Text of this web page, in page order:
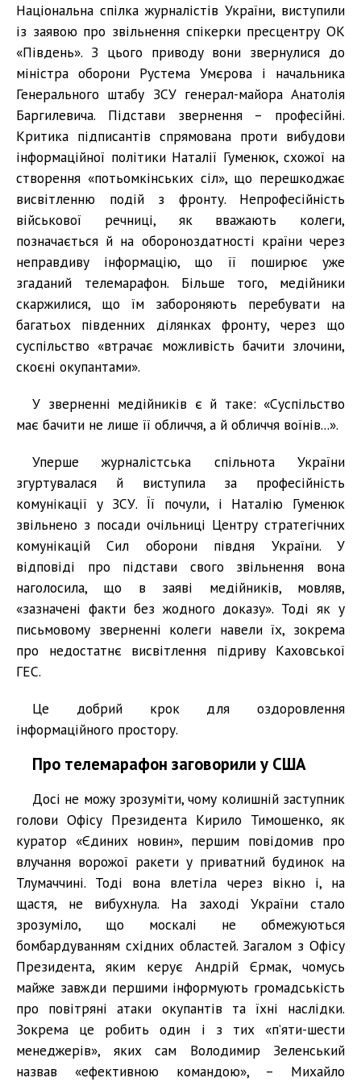
Національна спілка журналістів України, виступили
із заявою про звільнення спікерки пресцентру ОК
«Південь». З цього приводу вони звернулися до
міністра оборони Рустема Умєрова і начальника
Генерального штабу ЗСУ генерал-майора Анатолія
Баргилевича. Підстави звернення – професійні.
Критика підписантів спрямована проти вибудови
інформаційної політики Наталії Гуменюк, схожої на
створення «потьомкінських сіл», що перешкоджає
висвітленню подій з фронту. Непрофесійність
військової речниці, як вважають колеги,
позначається й на обороноздатності країни через
неправдиву інформацію, що її поширює уже
згаданий телемарафон. Більше того, медійники
скаржилися, що їм забороняють перебувати на
багатьох південних ділянках фронту, через що
суспільство «втрачає можливість бачити злочини,
скоєні окупантами».
У зверненні медійників є й таке: «Суспільство
має бачити не лише її обличчя, а й обличчя воїнів...».
Уперше журналістська спільнота України
згуртувалася й виступила за професійність
комунікації у ЗСУ. Її почули, і Наталію Гуменюк
звільнено з посади очільниці Центру стратегічних
комунікацій Сил оборони півдня України. У
відповіді про підстави свого звільнення вона
наголосила, що в заяві медійників, мовляв,
«зазначені факти без жодного доказу». Тоді як у
письмовому зверненні колеги навели їх, зокрема
про недостатнє висвітлення підриву Каховської
ГЕС.
Це добрий крок для оздоровлення
інформаційного простору.
Про телемарафон заговорили у США
Досі не можу зрозуміти, чому колишній заступник
голови Офісу Президента Кирило Тимошенко, як
куратор «Єдиних новин», першим повідомив про
влучання ворожої ракети у приватний будинок на
Тлумаччині. Тоді вона влетіла через вікно і, на
щастя, не вибухнула. На заході України стало
зрозуміло, що москалі не обмежуються
бомбардуванням східних областей. Загалом з Офісу
Президента, яким керує Андрій Єрмак, чомусь
майже завжди першими інформують громадськість
про повітряні атаки окупантів та їхні наслідки.
Зокрема це робить один і з тих «п’яти-шести
менеджерів», яких сам Володимир Зеленський
назвав «ефективною командою», – Михайло